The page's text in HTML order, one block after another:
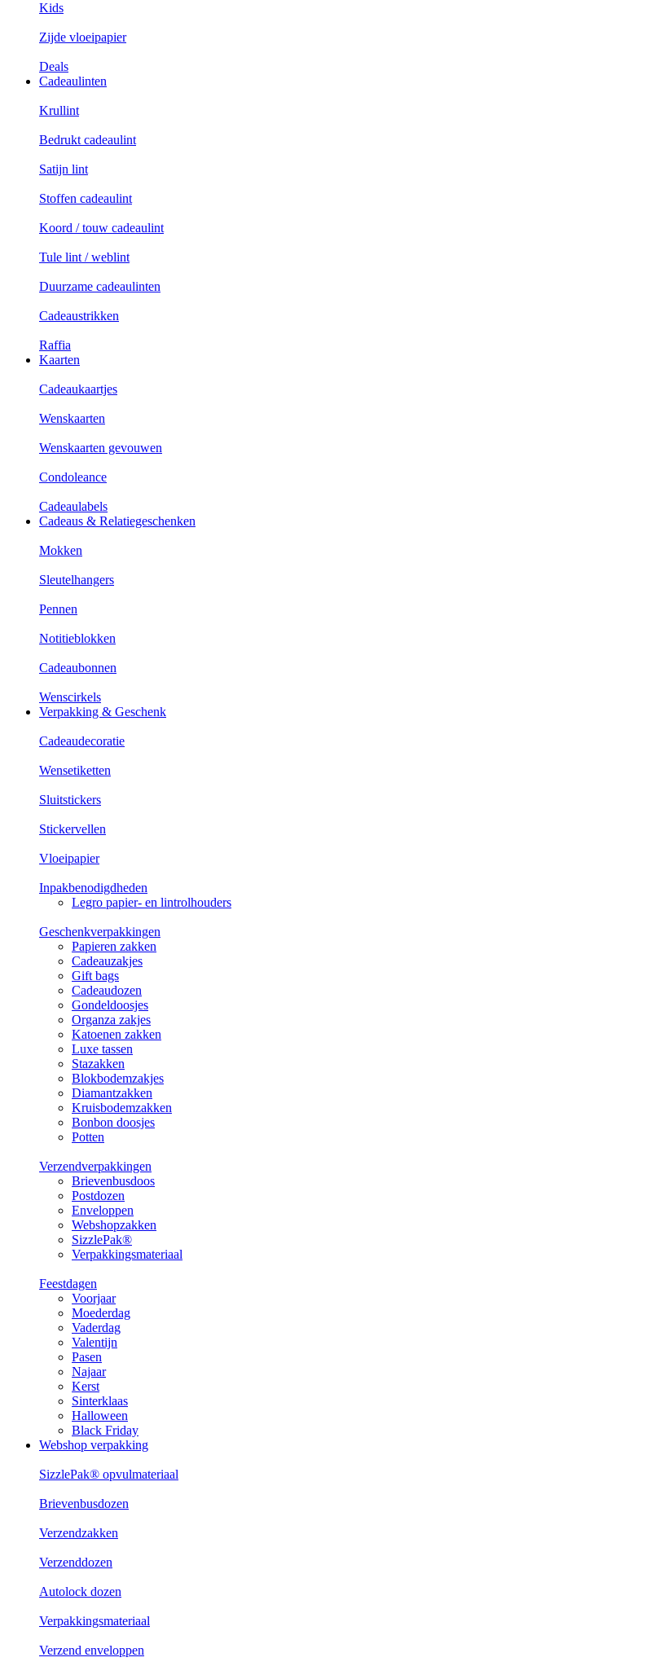
Kids
Zijde vloeipapier
Deals
Cadeaulinten
Krullint
Bedrukt cadeaulint
Satijn lint
Stoffen cadeaulint
Koord / touw cadeaulint
Tule lint / weblint
Duurzame cadeaulinten
Cadeaustrikken
Raffia
Kaarten
Cadeaukaartjes
Wenskaarten
Wenskaarten gevouwen
Condoleance
Cadeaulabels
Cadeaus & Relatiegeschenken
Mokken
Sleutelhangers
Pennen
Notitieblokken
Cadeaubonnen
Wenscirkels
Verpakking & Geschenk
Cadeaudecoratie
Wensetiketten
Sluitstickers
Stickervellen
Vloeipapier
Inpakbenodigdheden
Legro papier- en lintrolhouders
Geschenkverpakkingen
Papieren zakken
Cadeauzakjes
Gift bags
Cadeaudozen
Gondeldoosjes
Organza zakjes
Katoenen zakken
Luxe tassen
Stazakken
Blokbodemzakjes
Diamantzakken
Kruisbodemzakken
Bonbon doosjes
Potten
Verzendverpakkingen
Brievenbusdoos
Postdozen
Enveloppen
Webshopzakken
SizzlePak®
Verpakkingsmateriaal
Feestdagen
Voorjaar
Moederdag
Vaderdag
Valentijn
Pasen
Najaar
Kerst
Sinterklaas
Halloween
Black Friday
Webshop verpakking
SizzlePak® opvulmateriaal
Brievenbusdozen
Verzendzakken
Verzenddozen
Autolock dozen
Verpakkingsmateriaal
Verzend enveloppen